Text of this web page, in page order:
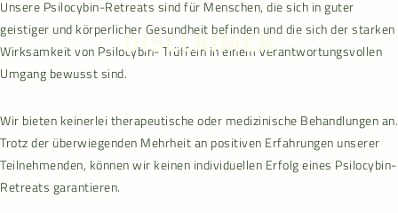
RETREATS
AUSBILDUNG
INTEGRATION
ÜBER UNS
Unsere Psilocybin-Retreats sind für Menschen, die sich in guter
geistiger und körperlicher Gesundheit befinden und die sich der starken
Wirksamkeit von Psilocybin- Trüffeln in einem verantwortungsvollen
Umgang bewusst sind.
Wir bieten keinerlei therapeutische oder medizinische Behandlungen an.
Trotz der überwiegenden Mehrheit an positiven Erfahrungen unserer
Teilnehmenden, können wir keinen individuellen Erfolg eines Psilocybin-
Retreats garantieren.
DISCLAIMER